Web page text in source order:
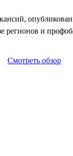
регионов и
Смотреть обзор